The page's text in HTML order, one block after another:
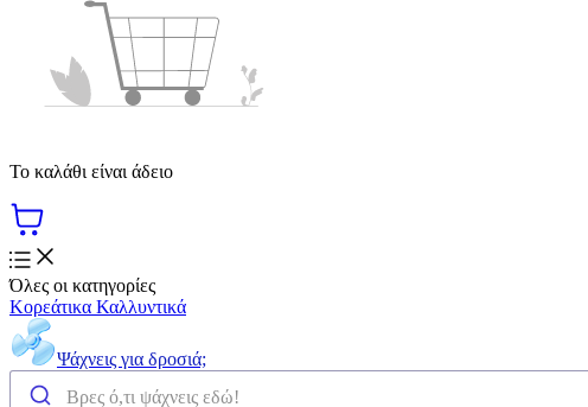
Το καλάθι είναι άδειο
Όλες οι κατηγορίες
Κορεάτικα Καλλυντικά
Ψάχνεις για δροσιά;